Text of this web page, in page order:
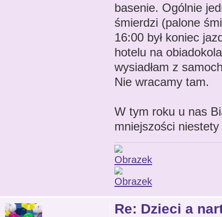
basenie. Ogólnie
śmierdzi (palone
16:00 był koniec
hotelu na
wysiadłam z
Nie wracamy tam.
W tym roku u nas
mniejszości niestety
Re: Dzieci a